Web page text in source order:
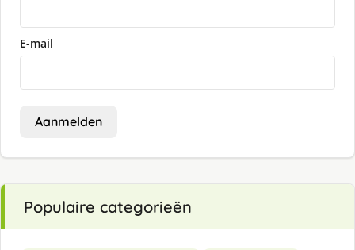
E-mail
Aanmelden
Populaire categorieën